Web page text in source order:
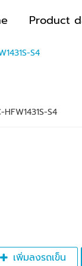
Product
S4
HFW1431S-S4
เพิ่มลงรถเข็น